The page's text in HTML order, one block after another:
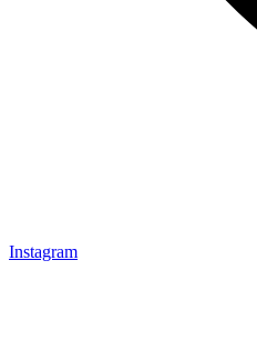
Instagram